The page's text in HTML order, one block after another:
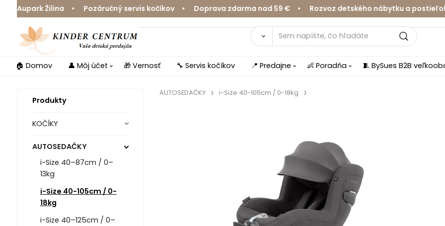
Žilina • Pozáručný servis kočíkov • Doprava zdarma nad 59 € • Rozvoz detského nábytku a postieľok v
🏠 Domov 👤 Môj účet 🎁 Vernosť 🔧 Servis kočíkov 📍 Predajne 👶 Poradňa 🧵 BySues B2B
Produkty
KOČÍKY
AUTOSEDAČKY
i-Size 40–87cm / 0–
13kg
i-Size 40-105cm / 0-
18kg
i-Size 40–125cm / 0–
AUTOSEDAČKY i-Size 40-105cm / 0-18kg